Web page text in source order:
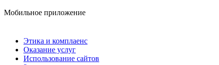
Мобильное приложение
Этика и комплаенс
Оказание услуг
Использование сайтов